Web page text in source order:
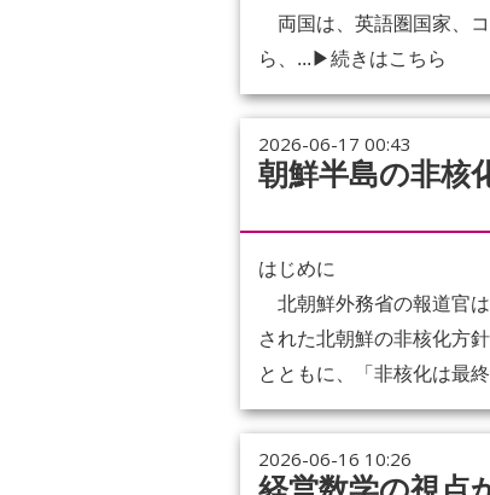
両国は、英語圏国家、
ら、... ▶続きはこちら
2026-06-17 00:43
朝鮮半島の非核
はじめに
北朝鮮外務省の報道官
された北朝鮮の非核化方
とともに、「非核化は最
2026-06-16 10:26